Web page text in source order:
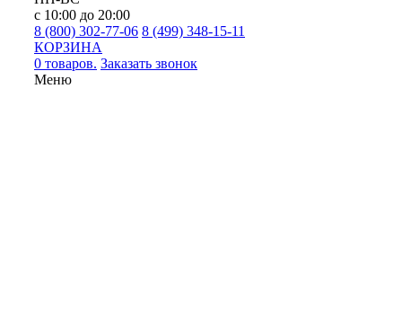
с 10:00 до 20:00
8 (800) 302-77-06 8 (499) 348-15-11
КОРЗИНА
0 товаров. Заказать звонок
Меню